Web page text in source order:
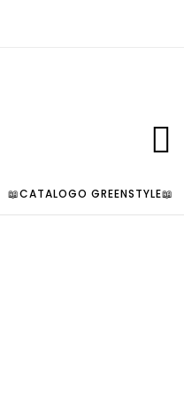
📖CATALOGO GREENSTYLE📖